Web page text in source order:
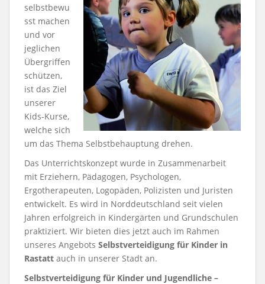
selbstbewu
sst machen
und vor
jeglichen
Übergriffen
schützen,
ist das Ziel
unserer
Kids-Kurse,
welche sich
um das Thema Selbstbehauptung drehen.
Das Unterrichtskonzept wurde in Zusammenarbeit
mit Erziehern, Pädagogen, Psychologen,
Ergotherapeuten, Logopäden, Polizisten und Juristen
entwickelt. Es wird in Norddeutschland seit vielen
Jahren erfolgreich in Kindergärten und Grundschulen
praktiziert. Wir bieten dies jetzt auch im Rahmen
unseres Angebots Selbstverteidigung für Kinder in
Rastatt auch in unserer Stadt an.
Selbstverteidigung für Kinder und Jugendliche –